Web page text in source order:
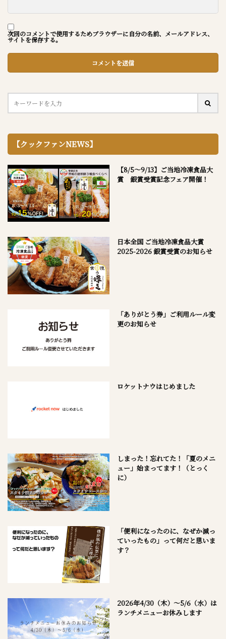
次回のコメントで使用するためブラウザーに自分の名前、メールアドレス、
サイトを保存する。
【クックファンNEWS】
【8/5～9/13】ご当地冷凍食品大
賞 銀賞受賞記念フェア開催！
日本全国 ご当地冷凍食品大賞
2025-2026 銀賞受賞のお知らせ
「ありがとう券」ご利用ルール変
更のお知らせ
ロケットナウはじめました
しまった！忘れてた！「夏のメニ
ュー」始まってます！（とっく
に）
「便利になったのに、なぜか減っ
ていったもの」って何だと思いま
す？
2026年4/30（木）～5/6（水）は
ランチメニューお休みします